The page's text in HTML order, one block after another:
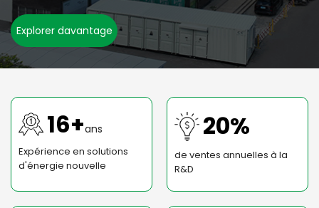
Explorer davantage
16+ans
Expérience en solutions
d'énergie nouvelle
20%
de ventes annuelles à la
R&D